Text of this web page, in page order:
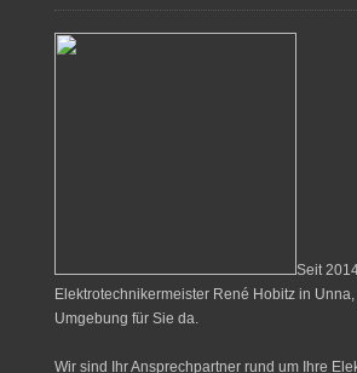
Seit
Elektrotechnikermeister René Hobitz in
Umgebung für Sie da.
Wir sind Ihr Ansprechpartner rund um Ihre